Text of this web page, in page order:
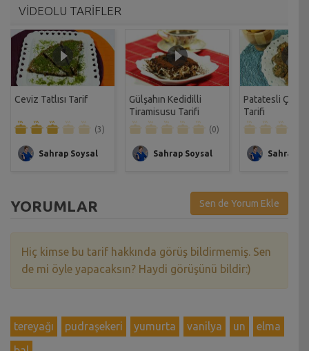
VİDEOLU TARİFLER
Ceviz Tatlısı Tarif
(3)
Sahrap Soysal
Gülşahın Kedidilli
Tiramisusu Tarifi
(0)
Sahrap Soysal
Patatesli Çıtır
Tarifi
Sahrap
YORUMLAR Sen de Yorum Ekle
Hiç kimse bu tarif hakkında görüş bildirmemiş. Sen
de mi öyle yapacaksın? Haydi görüşünü bildir:)
tereyağı pudraşekeri yumurta vanilya un
elma